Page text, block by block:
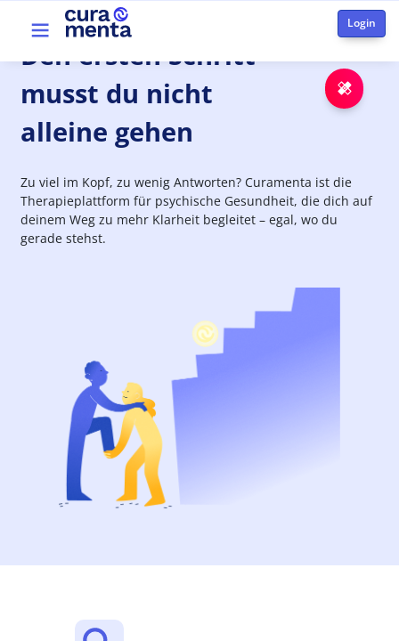
Skip to main content
Top menu
DenerstenSchritt
musst du nicht
alleine gehen
Zu viel im Kopf, zu wenig Antworten? Curamenta ist die
Therapieplattform für psychische Gesundheit, die dich auf
deinem Weg zu mehr Klarheit begleitet – egal, wo du
gerade stehst.